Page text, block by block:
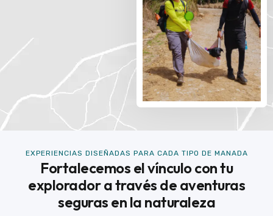
EXPERIENCIAS DISEÑADAS PARA CADA TIPO DE MANADA
Fortalecemos el vínculo con tu
explorador a través de aventuras
seguras en la naturaleza